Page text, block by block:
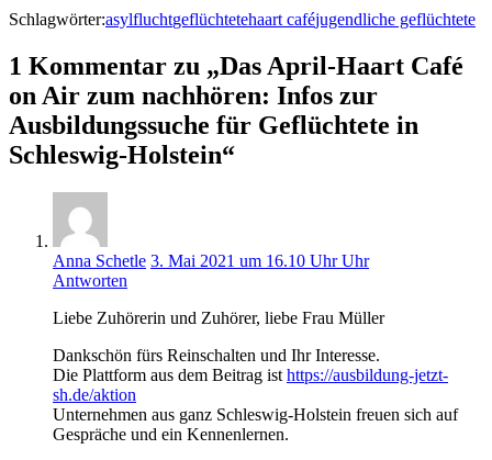
Schlagwörter:asylfluchtgeflüchtetehaart caféjugendliche geflüchtete
1 Kommentar zu „Das April-Haart Café
on Air zum nachhören: Infos zur
Ausbildungssuche für Geflüchtete in
Schleswig-Holstein“
Anna Schetle 3. Mai 2021 um 16.10 Uhr Uhr
Antworten
Liebe Zuhörerin und Zuhörer, liebe Frau Müller
Dankschön fürs Reinschalten und Ihr Interesse.
Die Plattform aus dem Beitrag ist https://ausbildung-jetzt-
sh.de/aktion
Unternehmen aus ganz Schleswig-Holstein freuen sich auf
Gespräche und ein Kennenlernen.